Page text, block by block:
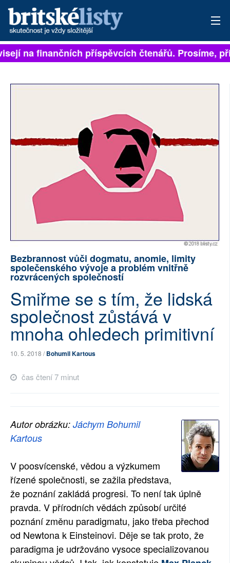
PŘIHLÁSIT
TÉMATA
NEJČTENĚJŠÍ ZA 7 DNÍ
AUTOŘI
PŘÍSPĚVKY NA PROVOZ
SOCIÁLNÍ SÍTĚ
RUBRIKY
PLNÁ VERZE STRÁNEK
na finančních příspěvcích čtenářů. Prosíme,
Bezbrannost vůči dogmatu, anomie, limity
společenského vývoje a problém vnitřně
rozvrácených společností
Smiřme se s tím, že lidská
společnost zůstává v
mnoha ohledech primitivní
10. 5. 2018 /Bohumil Kartous
čas čtení 7 minut
Autor obrázku: Jáchym Bohumil
Kartous
V poosvícenské, vědou a výzkumem
řízené společnosti, se zažila představa,
že poznání zakládá progresi. To není tak úplně
pravda. V přírodních vědách způsobí určité
poznání změnu paradigmatu, jako třeba přechod
od Newtona k Einsteinovi. Děje se tak proto, že
paradigma je udržováno vysoce specializovanou